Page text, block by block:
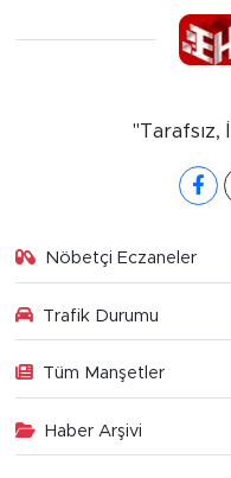
"Tarafsız,
Nöbetçi Eczaneler
Trafik Durumu
Tüm Manşetler
Haber Arşivi